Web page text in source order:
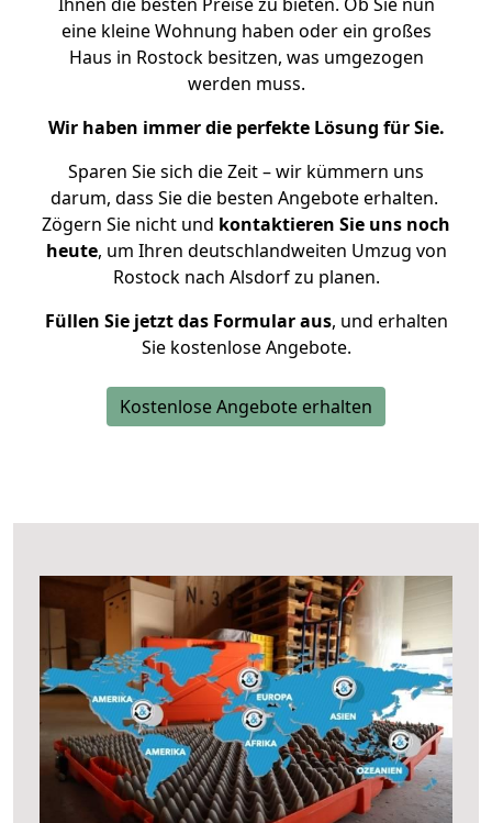
eine kleine Wohnung haben oder ein großes
Haus in Rostock besitzen, was umgezogen
werden muss.
Wir haben immer die perfekte Lösung für Sie.
Sparen Sie sich die Zeit – wir kümmern uns
darum, dass Sie die besten Angebote erhalten.
Zögern Sie nicht und kontaktieren Sie uns noch
heute, um Ihren deutschlandweiten Umzug von
Rostock nach Alsdorf zu planen.
Füllen Sie jetzt das Formular aus, und erhalten
Sie kostenlose Angebote.
Kostenlose Angebote erhalten